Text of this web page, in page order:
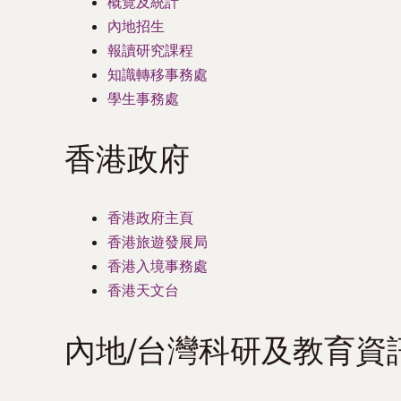
內地招生
報讀研究課程
知識轉移事務處
學生事務處
香港政府
香港政府主頁
香港旅遊發展局
香港入境事務處
香港天文台
內地/台灣科研及教育資